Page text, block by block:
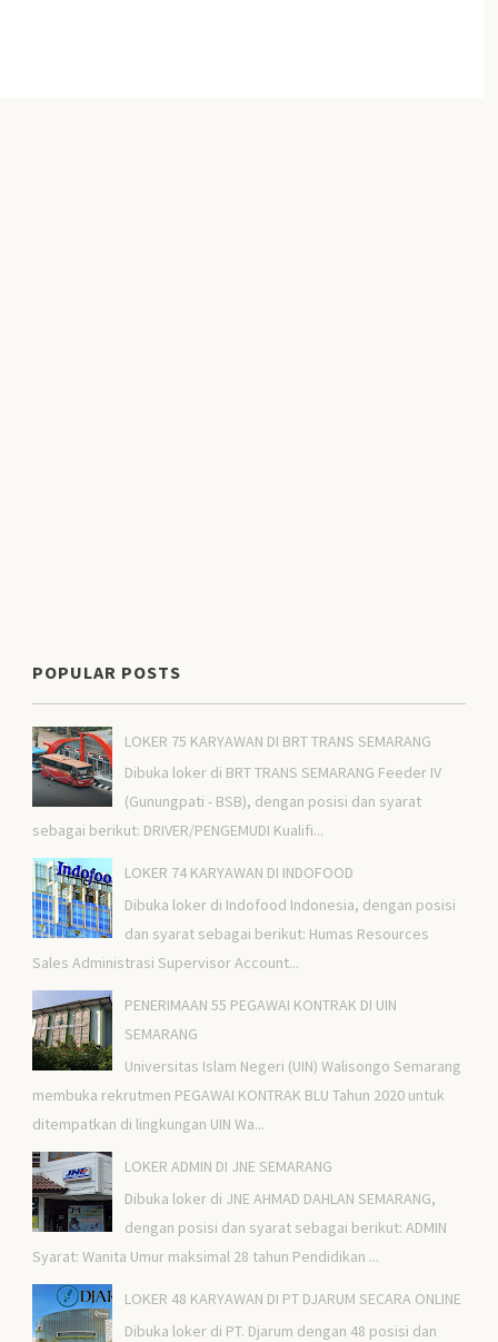
POPULAR POSTS
LOKER 75 KARYAWAN DI BRT TRANS SEMARANG
Dibuka loker di BRT TRANS SEMARANG Feeder IV
(Gunungpati - BSB), dengan posisi dan syarat
sebagai berikut: DRIVER/PENGEMUDI Kualifi...
LOKER 74 KARYAWAN DI INDOFOOD
Dibuka loker di Indofood Indonesia, dengan posisi
dan syarat sebagai berikut: Humas Resources
Sales Administrasi Supervisor Account...
PENERIMAAN 55 PEGAWAI KONTRAK DI UIN
SEMARANG
Universitas Islam Negeri (UIN) Walisongo Semarang
membuka rekrutmen PEGAWAI KONTRAK BLU Tahun 2020 untuk
ditempatkan di lingkungan UIN Wa...
LOKER ADMIN DI JNE SEMARANG
Dibuka loker di JNE AHMAD DAHLAN SEMARANG,
dengan posisi dan syarat sebagai berikut: ADMIN
Syarat: Wanita Umur maksimal 28 tahun Pendidikan ...
LOKER 48 KARYAWAN DI PT DJARUM SECARA ONLINE
Dibuka loker di PT. Djarum dengan 48 posisi dan